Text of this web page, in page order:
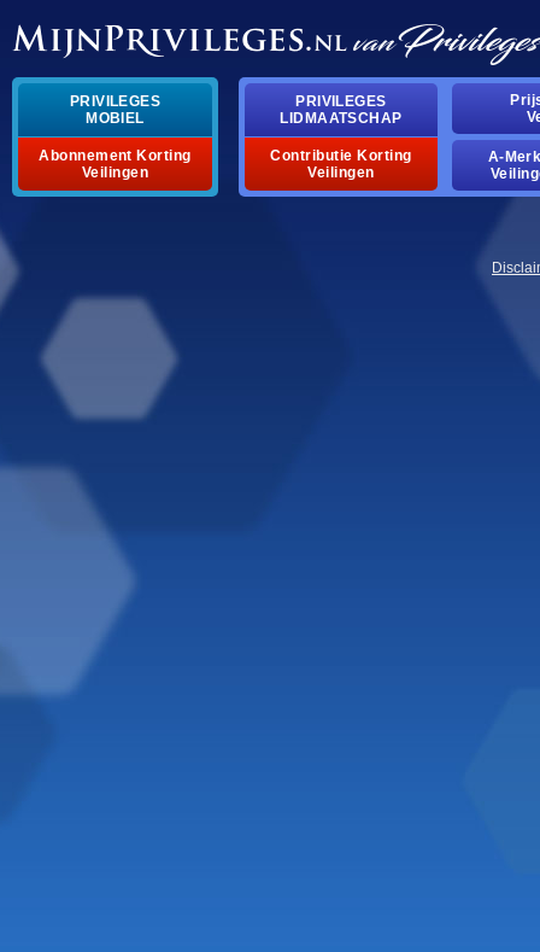
privileges
mobiel
abonnement korting
veilingen
privileges
lidmaatschap
contributie korting
veilingen
a-